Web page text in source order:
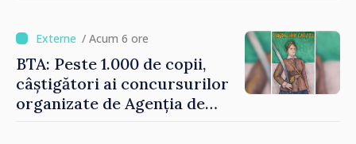
investițiile, taxăm viciile și
echilibrăm taxarea
consumului”
/ Acum 6 ore
BTA: Peste 1.000 de copii,
câștigători ai concursurilor
organizate de Agenția de